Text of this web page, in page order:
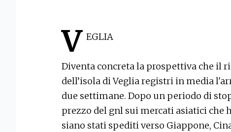
V EGLIA
Diventa concreta la prospettiva che il
dell’isola di Veglia registri in media
due settimane. Dopo un periodo di
prezzo del gnl sui mercati asiatici che
siano stati spediti verso Giappone,